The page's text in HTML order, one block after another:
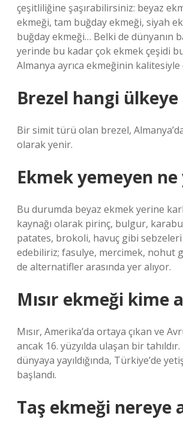
çeşitliliğine şaşırabilirsiniz: beyaz
ekmeği, tam buğday ekmeği, siyah
buğday ekmeği… Belki de dünyanın
yerinde bu kadar çok ekmek çeşidi
Almanya ayrıca ekmeğinin
Brezel hangi
Bir simit türü olan brezel,
olarak yenir.
Ekmek yemeyen
Bu durumda beyaz ekmek yerine
kaynağı olarak pirinç, bulgur,
patates, brokoli, havuç gibi
edebiliriz; fasulye, mercimek, nohut
de alternatifler arasında yer alıyor.
Mısır ekmeği kime
Mısır, Amerika’da ortaya çıkan ve
ancak 16. yüzyılda ulaşan bir
dünyaya yayıldığında, Türkiye’de
başlandı.
Taş ekmeği nereye